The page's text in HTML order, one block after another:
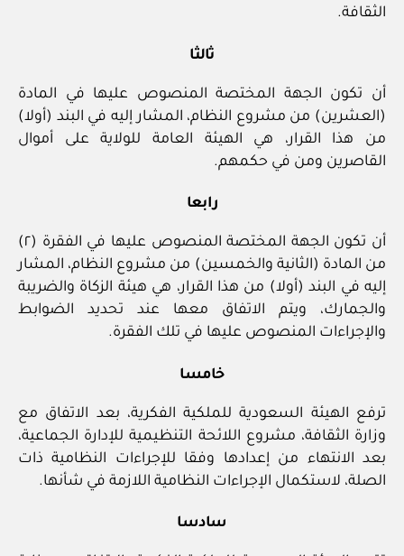
الثقافة.
ثالثا
أن تكون الجهة المختصة المنصوص عليها في المادة
(العشرين) من مشروع النظام، المشار إليه في البند (أولا)
من هذا القرار، هي الهيئة العامة للولاية على أموال
القاصرين ومن في حكمهم.
رابعا
أن تكون الجهة المختصة المنصوص عليها في الفقرة (٢)
من المادة (الثانية والخمسين) من مشروع النظام، المشار
إليه في البند (أولا) من هذا القرار، هي هيئة الزكاة والضريبة
والجمارك، ويتم الاتفاق معها عند تحديد الضوابط
والإجراءات المنصوص عليها في تلك الفقرة.
خامسا
ترفع الهيئة السعودية للملكية الفكرية، بعد الاتفاق مع
وزارة الثقافة، مشروع اللائحة التنظيمية للإدارة الجماعية،
بعد الانتهاء من إعدادها وفقا للإجراءات النظامية ذات
الصلة، لاستكمال الإجراءات النظامية اللازمة في شأنها.
سادسا